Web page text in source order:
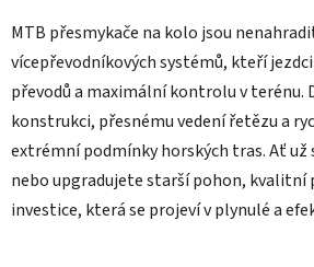
MTB přesmykače na kolo jsou
vícepřevodníkových systémů, kteří
převodů a maximální kontrolu v terénu.
konstrukci, přesnému vedení řetězu a
extrémní podmínky horských tras. Ať už
nebo upgradujete starší pohon, kvalitní
investice, která se projeví v plynulé a